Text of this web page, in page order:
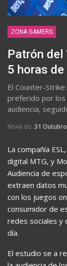
ZONA GAMERS
Patrón del
5 horas
El Counter-
preferido por los
audiencia,
Nova do 31
La compañía
digital MTG, y
Audiencia de
extraen datos
con los juegos
consumidor de
redes sociales y
día.
El estudio se a